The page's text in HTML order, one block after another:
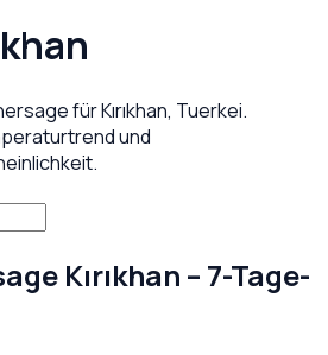
fürKırıkhan, Tuerkei.
und
Kırıkhan – 7-Tage-